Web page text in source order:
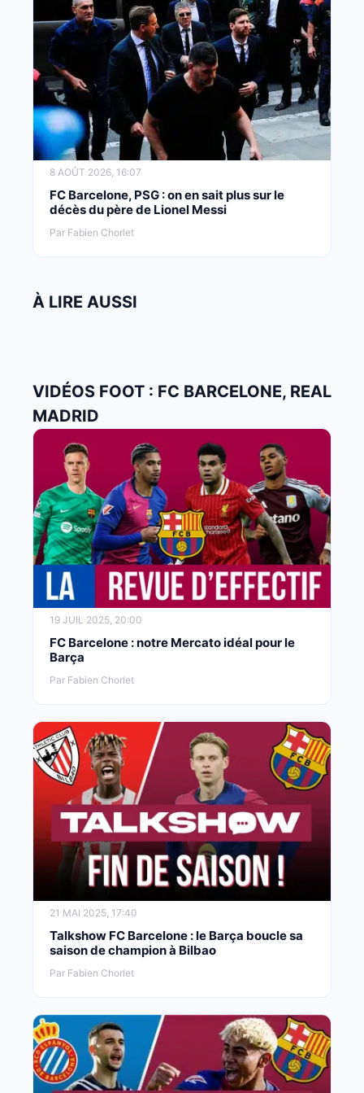
8 AOÛT 2026, 16:07
FC Barcelone, PSG : on en sait plus sur le
décès du père de Lionel Messi
Par Fabien Chorlet
À LIRE AUSSI
VIDÉOS FOOT : FC BARCELONE, REAL
MADRID
19 JUIL 2025, 20:00
FC Barcelone : notre Mercato idéal pour le
Barça
Par Fabien Chorlet
21 MAI 2025, 17:40
Talkshow FC Barcelone : le Barça boucle sa
saison de champion à Bilbao
Par Fabien Chorlet